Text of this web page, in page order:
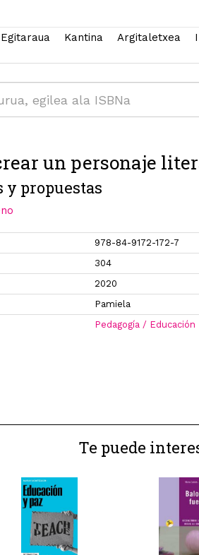
Egitaraua Kantina Argitaletxea
un personaje
propuestas
978-84-9172-172-7
304
2020
Pamiela
Pedagogía / Educación
Te puede